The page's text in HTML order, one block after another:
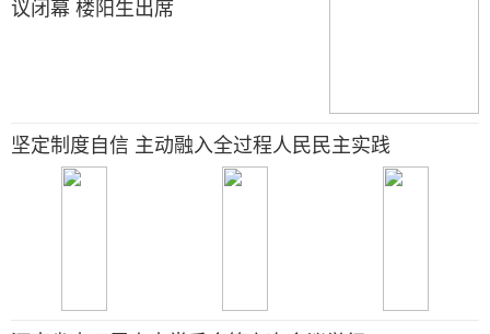
议闭幕 楼阳生出席
坚定制度自信 主动融入全过程人民民主实践